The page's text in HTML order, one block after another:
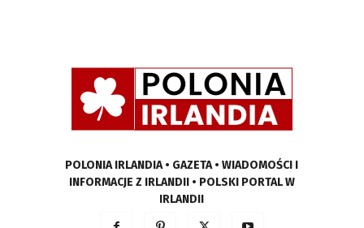
POLONIA IRLANDIA • GAZETA • WIADOMOŚCI I
INFORMACJE Z IRLANDII • POLSKI PORTAL W
IRLANDII